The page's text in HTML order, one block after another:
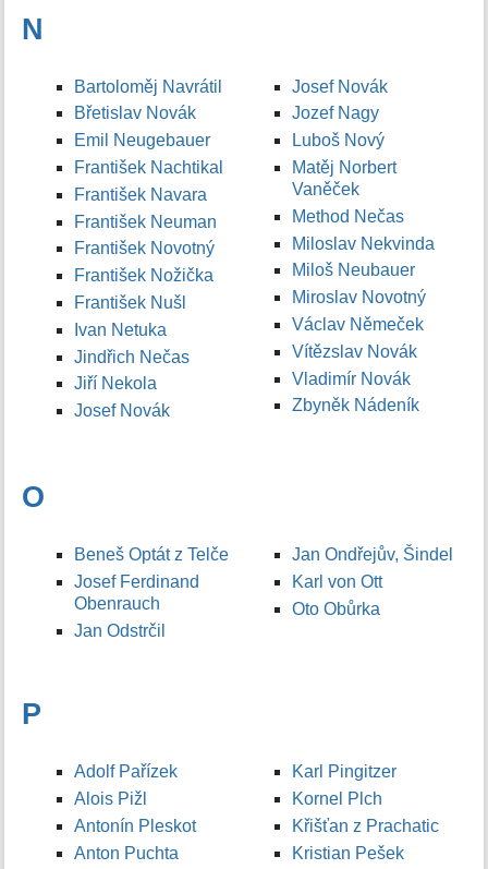
N
Bartoloměj Navrátil
Břetislav Novák
Emil Neugebauer
František Nachtikal
František Navara
František Neuman
František Novotný
František Nožička
František Nušl
Ivan Netuka
Jindřich Nečas
Jiří Nekola
Josef Novák
Josef Novák
Jozef Nagy
Luboš Nový
Matěj Norbert
Vaněček
Method Nečas
Miloslav Nekvinda
Miloš Neubauer
Miroslav Novotný
Václav Němeček
Vítězslav Novák
Vladimír Novák
Zbyněk Nádeník
O
Beneš Optát z Telče
Josef Ferdinand
Obenrauch
Jan Odstrčil
Jan Ondřejův, Šindel
Karl von Ott
Oto Obůrka
P
Adolf Pařízek
Alois Pižl
Antonín Pleskot
Anton Puchta
Karl Pingitzer
Kornel Plch
Křišťan z Prachatic
Kristian Pešek